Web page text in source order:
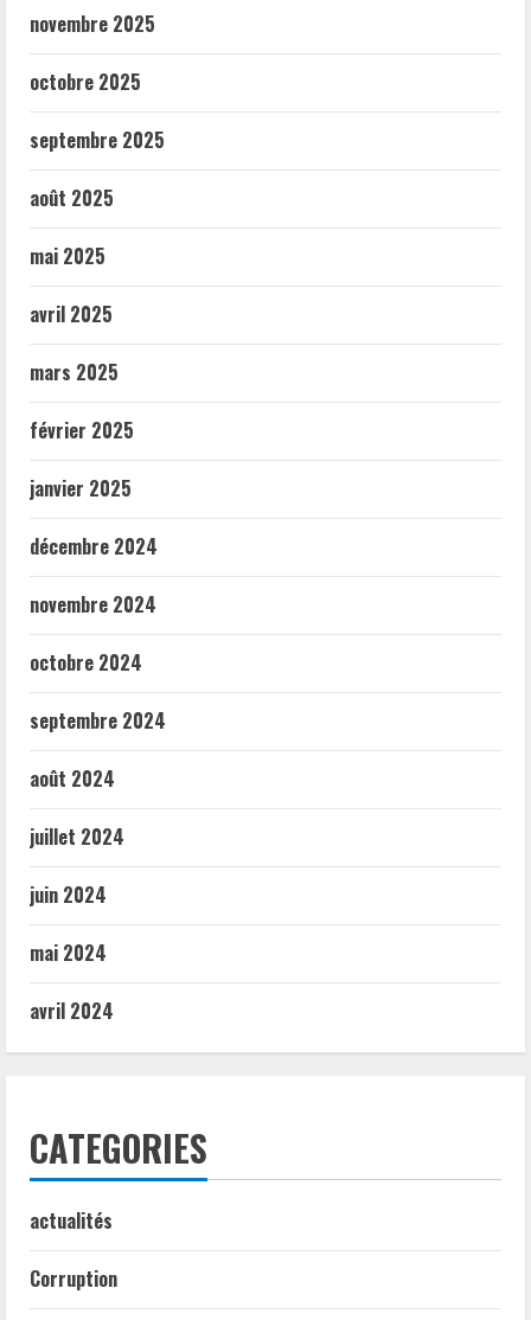
novembre 2025
octobre 2025
septembre 2025
août 2025
mai 2025
avril 2025
mars 2025
février 2025
janvier 2025
décembre 2024
novembre 2024
octobre 2024
septembre 2024
août 2024
juillet 2024
juin 2024
mai 2024
avril 2024
CATEGORIES
actualités
Corruption